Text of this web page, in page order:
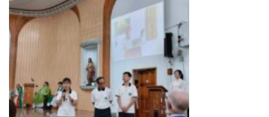
p
o
s
t
一
度
的
主
教
盃
七